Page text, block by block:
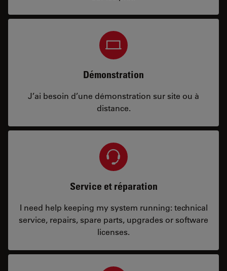
Démonstration
J’ai besoin d’une démonstration sur site ou à
distance.
Service et réparation
I need help keeping my system running: technical
service, repairs, spare parts, upgrades or software
licenses.